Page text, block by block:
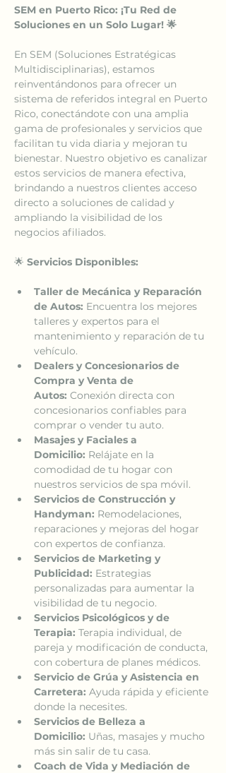
SEM en Puerto Rico: ¡Tu Red de
Soluciones en un Solo Lugar! 🌟
En SEM (Soluciones Estratégicas
Multidisciplinarias), estamos
reinventándonos para ofrecer un
sistema de referidos integral en Puerto
Rico, conectándote con una amplia
gama de profesionales y servicios que
facilitan tu vida diaria y mejoran tu
bienestar. Nuestro objetivo es canalizar
estos servicios de manera efectiva,
brindando a nuestros clientes acceso
directo a soluciones de calidad y
ampliando la visibilidad de los
negocios afiliados.
🌟 Servicios Disponibles:
Taller de Mecánica y Reparación
de Autos: Encuentra los mejores
talleres y expertos para el
mantenimiento y reparación de tu
vehículo.
Dealers y Concesionarios de
Compra y Venta de
Autos: Conexión directa con
concesionarios confiables para
comprar o vender tu auto.
Masajes y Faciales a
Domicilio: Relájate en la
comodidad de tu hogar con
nuestros servicios de spa móvil.
Servicios de Construcción y
Handyman: Remodelaciones,
reparaciones y mejoras del hogar
con expertos de confianza.
Servicios de Marketing y
Publicidad: Estrategias
personalizadas para aumentar la
visibilidad de tu negocio.
Servicios Psicológicos y de
Terapia: Terapia individual, de
pareja y modificación de conducta,
con cobertura de planes médicos.
Servicio de Grúa y Asistencia en
Carretera: Ayuda rápida y eficiente
donde la necesites.
Servicios de Belleza a
Domicilio: Uñas, masajes y mucho
más sin salir de tu casa.
Coach de Vida y Mediación de